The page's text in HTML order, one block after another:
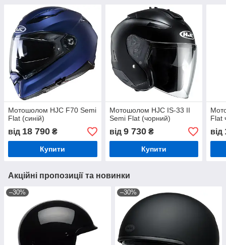
Мотошолом HJC F70 Semi
Flat (синій)
від 18 790 ₴
Купити
Мотошолом HJC IS-33 II
Semi Flat (чорний)
від 9 730₴
Купити
Flat
від
Акційні пропозиції та новинки
–30% –30%